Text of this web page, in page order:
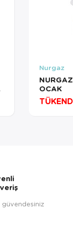
Nurgaz
OCAK
güvendesiniz